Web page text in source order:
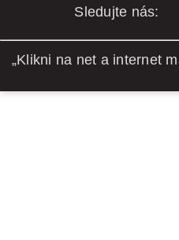
Sledujte nás:
„Klikni na net a internet